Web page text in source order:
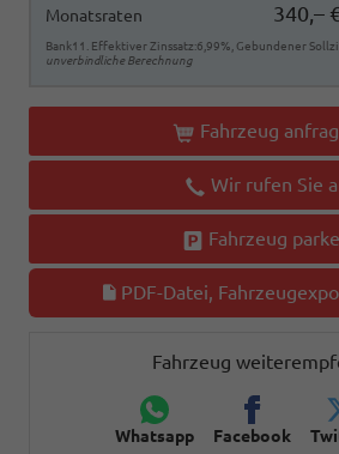
Monatsraten
340,–
Bank11. Effektiver Zinssatz:6,99%, Gebundener
unverbindliche Berechnung
Fahrzeug
Wir rufen Sie
Fahrzeug
PDF-Datei,
Fahrzeug
Whatsapp Facebook